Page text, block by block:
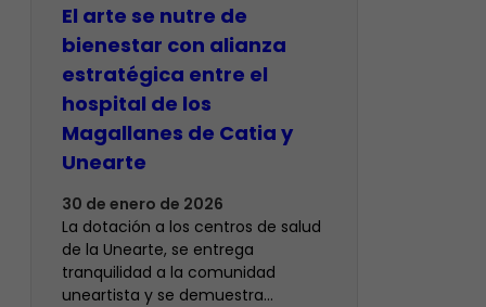
El arte se nutre de
bienestar con alianza
estratégica entre el
hospital de los
Magallanes de Catia y
Unearte
30 de enero de 2026
La dotación a los centros de salud
de la Unearte, se entrega
tranquilidad a la comunidad
uneartista y se demuestra…